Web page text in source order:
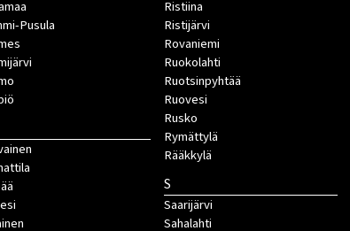
Pusula
Ristiina
Ristijärvi
Rovaniemi
Ruokolahti
Ruotsinpyhtää
Ruovesi
Rusko
Rymättylä
Rääkkylä
S
Saarijärvi
Sahalahti